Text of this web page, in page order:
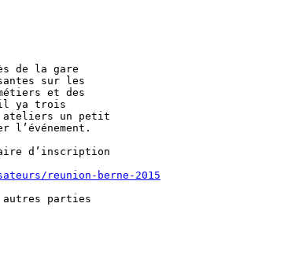
de la gare
sur les
et des
il ya trois
ateliers un petit
d’inscription
reunion-berne-2015
autres parties